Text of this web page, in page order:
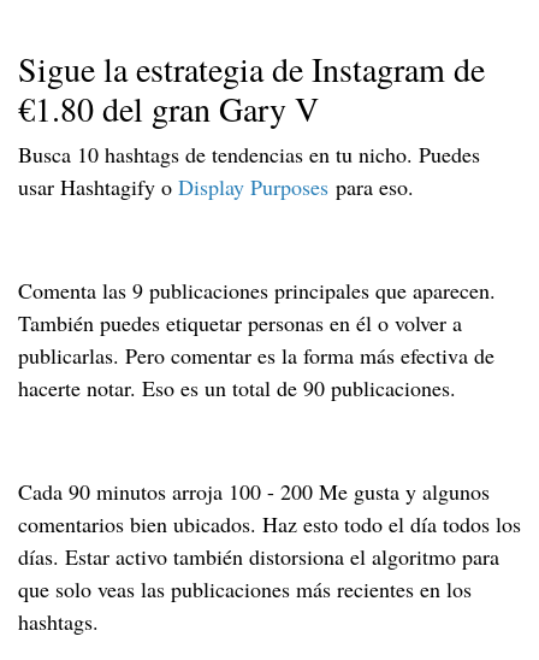
Sigue la estrategia de Instagram de
€1.80 del gran Gary V
Busca 10 hashtags de tendencias en tu nicho. Puedes
usar Hashtagify o Display Purposes para eso.
Comenta las 9 publicaciones principales que aparecen.
También puedes etiquetar personas en él o volver a
publicarlas. Pero comentar es la forma más efectiva de
hacerte notar. Eso es un total de 90 publicaciones.
Cada 90 minutos arroja 100 - 200 Me gusta y algunos
comentarios bien ubicados. Haz esto todo el día todos los
días. Estar activo también distorsiona el algoritmo para
que solo veas las publicaciones más recientes en los
hashtags.